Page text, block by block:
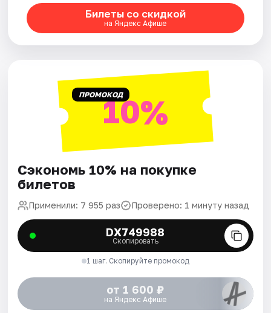
Рейтинги
Билеты со скидкой
на Яндекс Афише
ПРОМОКОД10%
Сэкономь 10% на покупке
билетов
Применили: 7 955 раз Проверено: 1 минуту назад
DX749988
Скопировать
1 шаг. Скопируйте промокод
от 1 600 ₽
на Яндекс Афише